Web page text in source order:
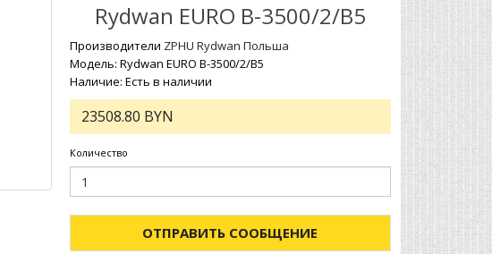
Rydwan EURO B-3500/2/B5
Производители ZPHU Rydwan Польша
Модель: Rydwan EURO B-3500/2/B5
Наличие: Есть в наличии
23508.80 BYN
Количество
ОТПРАВИТЬ СООБЩЕНИЕ